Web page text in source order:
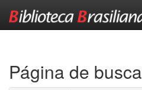
Página de busca